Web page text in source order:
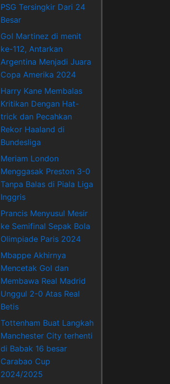
PSG Tersingkir Dari 24
Besar
Gol Martinez di menit
ke-112, Antarkan
Argentina Menjadi Juara
Copa Amerika 2024
Harry Kane Membalas
Kritikan Dengan Hat-
trick dan Pecahkan
Rekor Haaland di
Bundesliga
Meriam London
Menggasak Preston 3-0
Tanpa Balas di Piala Liga
Inggris
Prancis Menyusul Mesir
ke Semifinal Sepak Bola
Olimpiade Paris 2024
Mbappe Akhirnya
Mencetak Gol dan
Membawa Real Madrid
Unggul 2-0 Atas Real
Betis
Tottenham Buat Langkah
Manchester City terhenti
di Babak 16 besar
Carabao Cup
2024/2025